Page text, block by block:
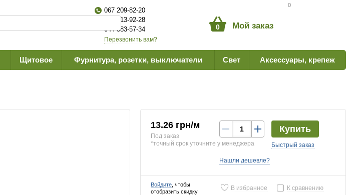
0
067 209-82-20
063 613-92-28
044 383-57-34
Перезвонить вам?
0 Мой заказ
Щитовое Фурнитура, розетки, выключатели Свет Аксессуары, крепеж
13.26 грн/м
Под заказ
*точный срок уточните у менеджера
Купить
Быстрый заказ
Нашли дешевле?
Войдите , чтобы
отобразить скидку
В избранное К сравнению